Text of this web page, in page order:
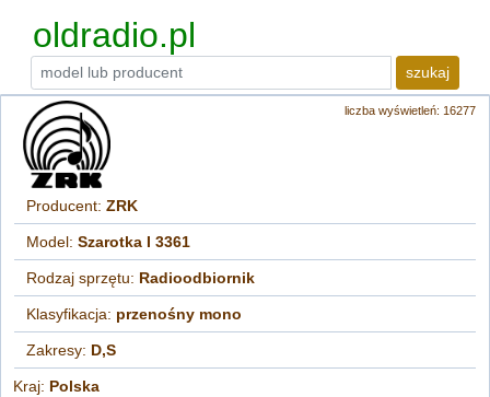
oldradio.pl
szukaj
liczba wyświetleń: 16277
Producent:ZRK
Model:Szarotka I 3361
Rodzaj sprzętu: Radioodbiornik
Klasyfikacja: przenośny mono
Zakresy: D,S
Kraj: Polska